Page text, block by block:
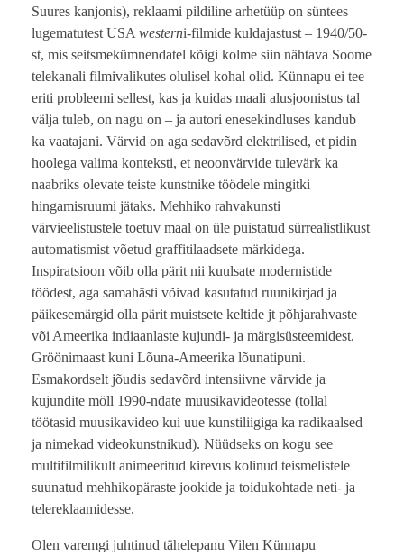
Suures kanjonis), reklaami pildiline arhetüüp on süntees
lugematutest USAwesterni-filmide kuldajastust – 1940/50-
st, mis seitsmekümnendatel kõigi kolme siin nähtava Soome
telekanali filmivalikutes olulisel kohal olid. Künnapu ei tee
eriti probleemi sellest, kas ja kuidas maali alusjoonistus tal
välja tuleb, on nagu on – ja autori enesekindluses kandub
ka vaatajani. Värvid on aga sedavõrd elektrilised, et pidin
hoolega valima konteksti, et neoonvärvide tulevärk ka
naabriks olevate teiste kunstnike töödele mingitki
hingamisruumi jätaks. Mehhiko rahvakunsti
värvieelistustele toetuv maal on üle puistatud sürrealistlikust
automatismist võetud graffitilaadsete märkidega.
Inspiratsioon võib olla pärit nii kuulsate modernistide
töödest, aga samahästi võivad kasutatud ruunikirjad ja
päikesemärgid olla pärit muistsete keltide jt põhjarahvaste
või Ameerika indiaanlaste kujundi- ja märgisüsteemidest,
Gröönimaast kuni Lõuna-Ameerika lõunatipuni.
Esmakordselt jõudis sedavõrd intensiivne värvide ja
kujundite möll 1990-ndate muusikavideotesse (tollal
töötasid muusikavideo kui uue kunstiliigiga ka radikaalsed
ja nimekad videokunstnikud). Nüüdseks on kogu see
multifilmilikult animeeritud kirevus kolinud teismelistele
suunatud mehhikopäraste jookide ja toidukohtade neti- ja
telereklaamidesse.
Olen varemgi juhtinud tähelepanu Vilen Künnapu